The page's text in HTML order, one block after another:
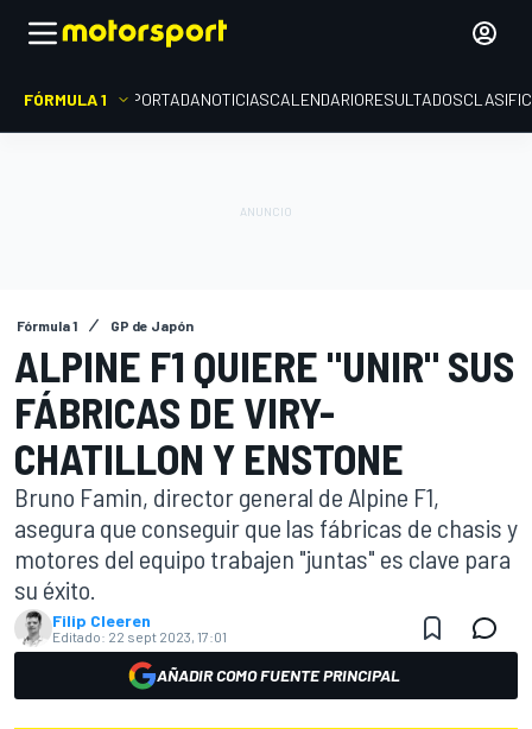
FÓRMULA 1 PORTADANOTICIASCALENDARIORESULTADOS
Fórmula 1 GP de Japón
ALPINE F1 QUIERE "UNIR" SUS
FÁBRICAS DE VIRY-
CHATILLON Y ENSTONE
Bruno Famin, director general de Alpine F1,
asegura que conseguir que las fábricas de chasis y
motores del equipo trabajen "juntas" es clave para
su éxito.
Filip Cleeren
Editado: 22 sept 2023, 17:01
AÑADIR COMO FUENTE PRINCIPAL